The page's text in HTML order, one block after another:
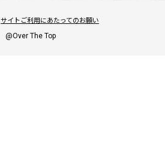
サイトご利用にあたってのお願い
@Over The Top